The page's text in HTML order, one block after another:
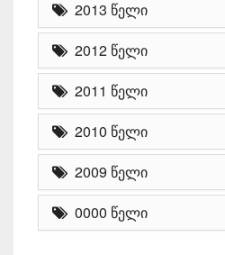
2013 წელი
2012 წელი
2011 წელი
2010 წელი
2009 წელი
0000 წელი